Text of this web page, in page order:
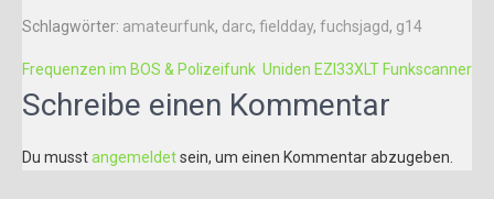
Schlagwörter: amateurfunk, darc, fieldday, fuchsjagd, g14
B
e
t
Frequenzen im BOS & Polizeifunk Uniden EZI33XLT Funkscanner
Schreibe einen Kommentar
Du musstangemeldetsein, um einen Kommentar abzugeben.